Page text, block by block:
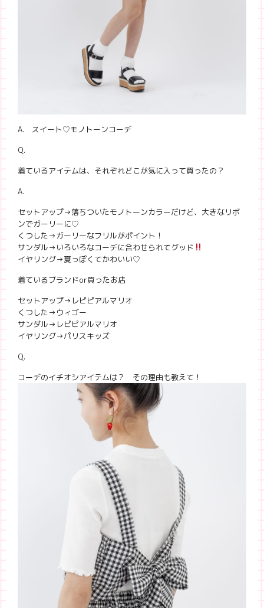
A. スイート♡モノトーンコーデ
Q.
着ているアイテムは、それぞれどこが気に入って買ったの？
A.
セットアップ→落ちついたモノトーンカラーだけど、大きなリボ
ンでガーリーに♡
くつした→ガーリーなフリルがポイント！
サンダル→いろいろなコーデに合わせられてグッド
イヤリング→夏っぽくてかわいい♡
着ているブランドor買ったお店
セットアップ→レピピアルマリオ
くつした→ウィゴー
サンダル→レピピアルマリオ
イヤリング→パリスキッズ
Q.
コーデのイチオシアイテムは？ その理由も教えて！